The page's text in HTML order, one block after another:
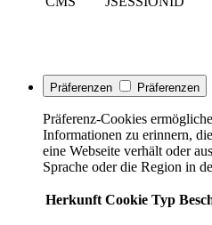
Präferenzen Präferenzen
Präferenz-Cookies
Informationen zu erinnern,
eine Webseite verhält oder
Sprache oder die Region in
Herkunft Cookie Typ